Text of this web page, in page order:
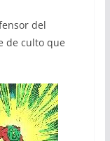
del
de culto que